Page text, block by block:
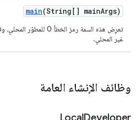
main(String[] mainArgs)
تعرِض هذه السمة رمز الخطأ 0
غير المحلي.
وظائف الإنشاء العامة